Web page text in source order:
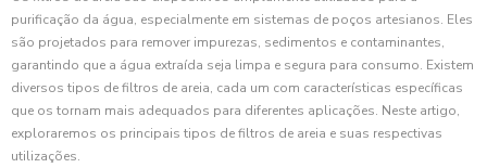
purificação da água, especialmente em sistemas de poços artesianos. Eles
são projetados para remover impurezas, sedimentos e contaminantes,
garantindo que a água extraída seja limpa e segura para consumo. Existem
diversos tipos de filtros de areia, cada um com características específicas
que os tornam mais adequados para diferentes aplicações. Neste artigo,
exploraremos os principais tipos de filtros de areia e suas respectivas
utilizações.